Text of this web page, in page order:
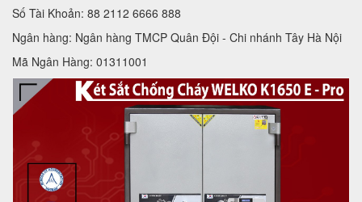
Số Tài Khoản: 88 2112 6666 888
Ngân hàng: Ngân hàng TMCP Quân Đội - Chi nhánh Tây Hà Nội
Mã Ngân Hàng: 01311001